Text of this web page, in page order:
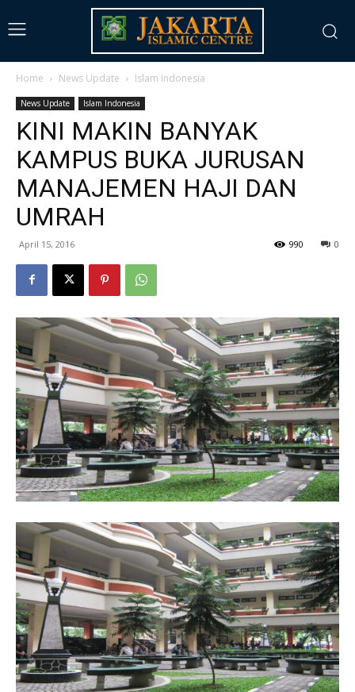
Home News Update Islam Indonesia
News Update Islam Indonesia
KINI MAKIN BANYAK
KAMPUS BUKA JURUSAN
MANAJEMEN HAJI DAN
UMRAH
April 15, 2016 0
990